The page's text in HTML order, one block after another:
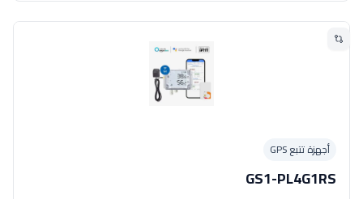
أجهزة تتبع GPS
GS1-PL4G1RS